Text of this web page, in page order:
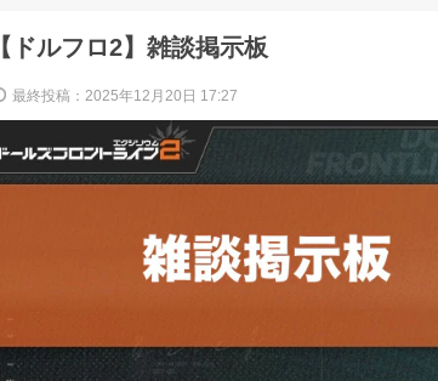
【ドルフロ2】雑談掲示板
最終投稿：2025年12月20日 17:27